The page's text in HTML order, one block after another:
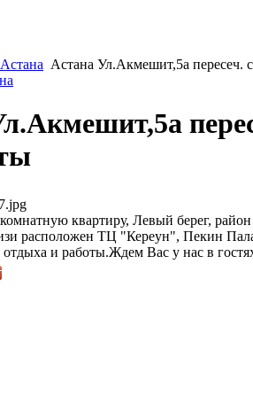
Астана Астана Ул.Акмешит,5а пересеч.
квартиру, Левый берег, район
расположен ТЦ "Кереун", Пекин
и работы.Ждем Вас у нас в